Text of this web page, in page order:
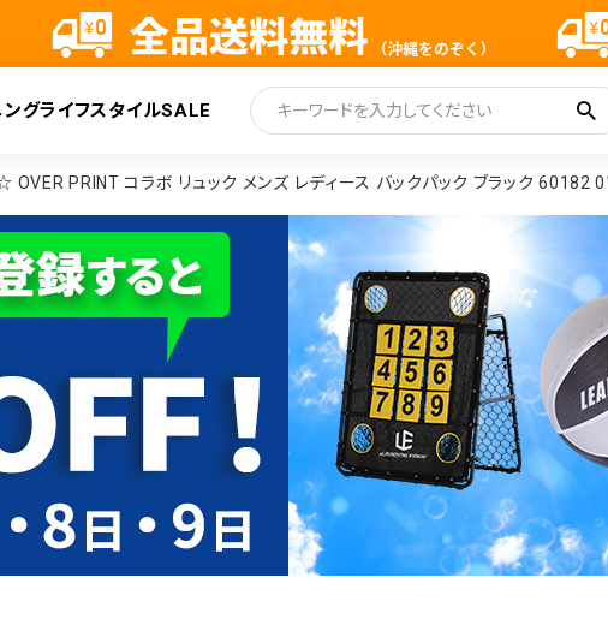
ングライフスタイルSALE
PRINT コラボ リュック メンズ レディース バックパック ブラック 60182